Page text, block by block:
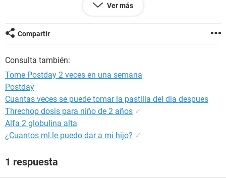
He tenido dolor en lo senos y pequeños cólicosvientre bajo y
bajar?
Ver más
Compartir
Consulta también:
Tome Postday 2 veces en una semana
Postday
Cuantas veces se puede tomar la pastilla del dia despues
Threchop dosis para niño de 2 años ✓
Alfa 2 globulina alta
¿Cuantos ml.le puedo dar a mi hijo? ✓
1 respuesta